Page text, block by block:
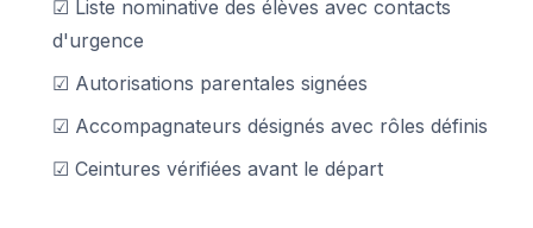
☑ Liste nominative des élèves avec contacts
d'urgence
☑ Autorisations parentales signées
☑ Accompagnateurs désignés avec rôles définis
☑ Ceintures vérifiées avant le départ